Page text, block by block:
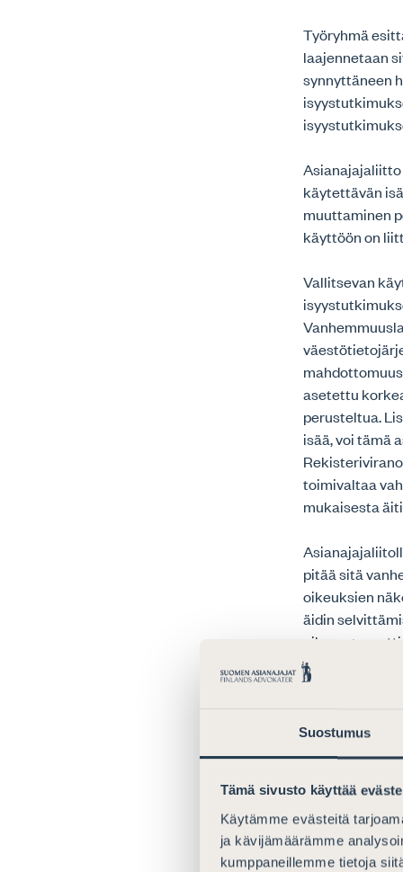
Suostumus
Tämä sivusto käyttää
Käytämme evästeitä
ja kävijämäärämme
kumppaneillemme tietoja
Työryhmä
laajennetaan
synnyttäneen
käytettävän
muuttaminen
käyttöön on
Vallitsevan
asetettu
perusteltua.
isää, voi tämä
toimivaltaa
mukaisesta
pitää sitä
oikeuksien
äidin
mukaan
pahimmassa
Kuten
mutta
ainoata